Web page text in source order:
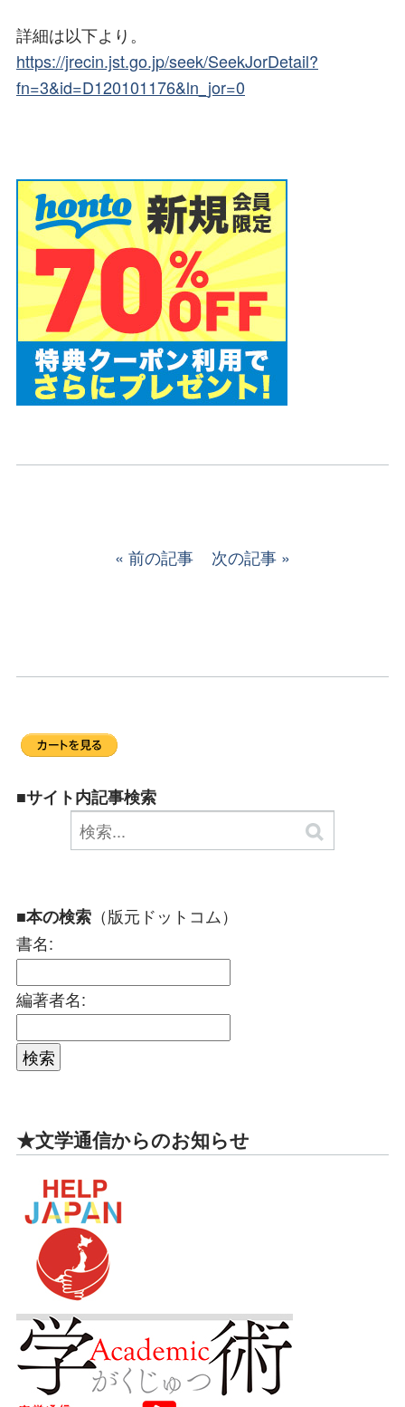
詳細は以下より。
https://jrecin.jst.go.jp/seek/SeekJorDetail?
fn=3&id=D120101176&ln_jor=0
前の記事 次の記事
■サイト内記事検索
■本の検索 （版元ドットコム）
書名:
編著者名:
★文学通信からのお知らせ